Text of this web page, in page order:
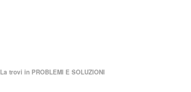
La trovi in PROBLEMI E SOLUZIONI